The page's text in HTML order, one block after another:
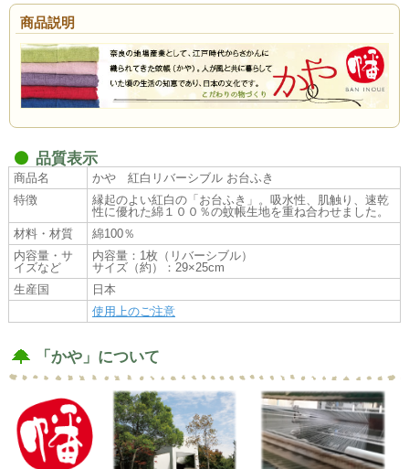
商品説明
品質表示
商品名
かや 紅白リバーシブル お台ふき
特徴
縁起のよい紅白の「お台ふき」。吸水性、肌触り、速乾
性に優れた綿１００％の蚊帳生地を重ね合わせました。
材料・材質
綿100％
内容量・サ
イズなど
内容量：1枚（リバーシブル）
サイズ（約）：29×25cm
生産国
日本
使用上のご注意
「かや」について